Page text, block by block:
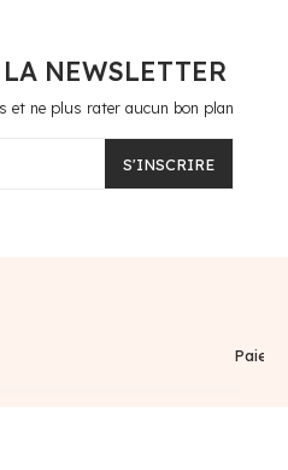
NEWSLETTER
et ne plus rater aucun bon plan
S'INSCRIRE
Paiement sécurisé